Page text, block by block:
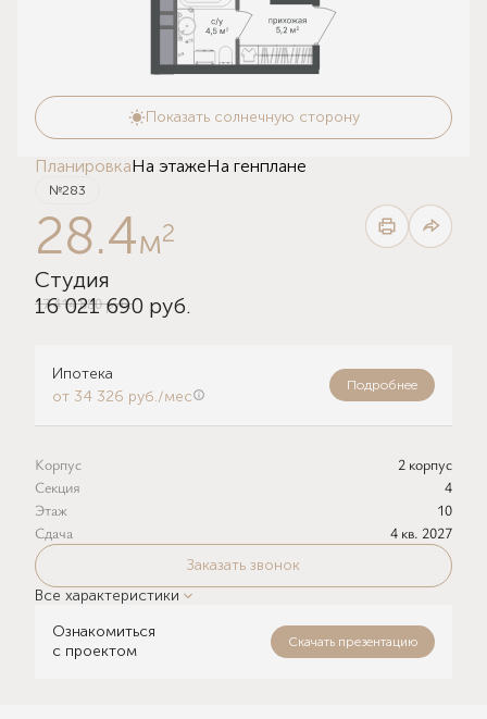
Показать солнечную сторону
ПланировкаНа этажеНа генплане
№283
28.4м2
Студия
17 414 880 руб.
16 021 690 руб.
Ипотека
от 34 326 руб./мес
Подробнее
Корпус
2 корпус
Секция
4
Этаж
10
Сдача
4 кв. 2027
Заказать звонок
Все характеристики
Ознакомиться
с проектом
Скачать презентацию